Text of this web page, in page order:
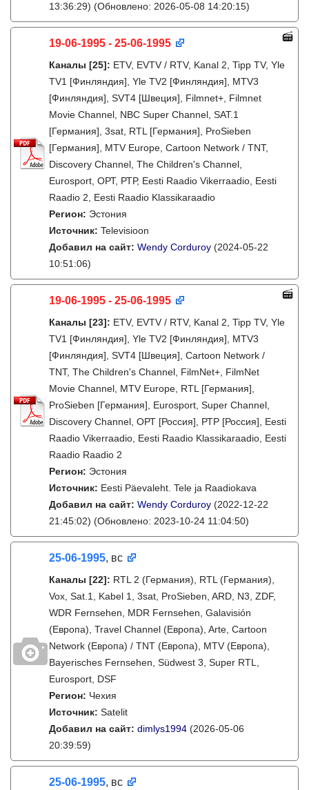
13:36:29) (Обновлено: 2026-05-08 14:20:15)
19-06-1995 - 25-06-1995
Каналы [25]: ETV, EVTV / RTV, Kanal 2, Tipp TV, Yle
TV1 [Финляндия], Yle TV2 [Финляндия], MTV3
[Финляндия], SVT4 [Швеция], Filmnet+, Filmnet
Movie Channel, NBC Super Channel, SAT.1
[Германия], 3sat, RTL [Германия], ProSieben
[Германия], MTV Europe, Cartoon Network / TNT,
Discovery Channel, The Children's Channel,
Eurosport, ОРТ, РТР, Eesti Raadio Vikerraadio, Eesti
Raadio 2, Eesti Raadio Klassikaraadio
Регион: Эстония
Источник: Televisioon
Добавил на сайт: Wendy Corduroy (2024-05-22
10:51:06)
19-06-1995 - 25-06-1995
Каналы [23]: ETV, EVTV / RTV, Kanal 2, Tipp TV, Yle
TV1 [Финляндия], Yle TV2 [Финляндия], MTV3
[Финляндия], SVT4 [Швеция], Cartoon Network /
TNT, The Children's Channel, FilmNet+, FilmNet
Movie Channel, MTV Europe, RTL [Германия],
ProSieben [Германия], Eurosport, Super Channel,
Discovery Channel, ОРТ [Россия], РТР [Россия], Eesti
Raadio Vikerraadio, Eesti Raadio Klassikaraadio, Eesti
Raadio Raadio 2
Регион: Эстония
Источник: Eesti Päevaleht. Tele ja Raadiokava
Добавил на сайт: Wendy Corduroy (2022-12-22
21:45:02) (Обновлено: 2023-10-24 11:04:50)
25-06-1995, вс
Каналы [22]: RTL 2 (Германия), RTL (Германия),
Vox, Sat.1, Kabel 1, 3sat, ProSieben, ARD, N3, ZDF,
WDR Fernsehen, MDR Fernsehen, Galavisión
(Европа), Travel Channel (Европа), Arte, Cartoon
Network (Европа) / TNT (Европа), MTV (Европа),
Bayerisches Fernsehen, Südwest 3, Super RTL,
Eurosport, DSF
Регион: Чехия
Источник: Satelit
Добавил на сайт: dimlys1994 (2026-05-06
20:39:59)
25-06-1995, вс